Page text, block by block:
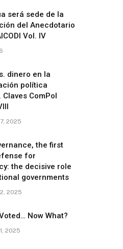
será sede de la
del Anecdotario
Vol. IV
dinero en la
política
Claves ComPol
2025
the first
for
the decisive role
governments
2025
Now What?
2025